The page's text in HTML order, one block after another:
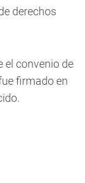
derechos
el convenio de
firmado en